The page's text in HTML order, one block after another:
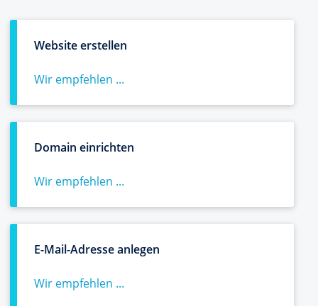
Website erstellen
Wir empfehlen ...
Domain einrichten
Wir empfehlen ...
E-Mail-Adresse anlegen
Wir empfehlen ...